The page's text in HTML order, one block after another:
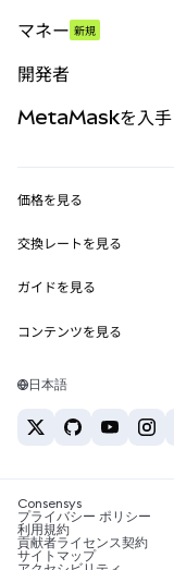
パーペチュアル
RWA
マネー 新規
開発者
MetaMask Connect
Snaps
Web3サービス
MetaMaskを入手
セキュリティ
サポート
キャリア
お問い合わせ
価格を見る
イーサリアムの価格
Solanaの価格
Tetherの価格
交換レートを見る
ETH→USD
USDT→INR
BTC→INR
ETH→USDT
ガイドを見る
ETHの購入
USDTの購入
SHIBの購入
BNBの購入
コンテンツを見る
Solanaウォレット
税制関連ニュース
暗号資産の購入方法は？
日本語
Consensys
プライバシー ポリシー
利用規約
貢献者ライセンス契約
サイトマップ